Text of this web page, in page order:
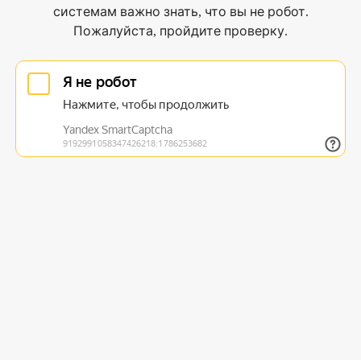
системам важно знать, что вы не робот.
Пожалуйста, пройдите проверку.